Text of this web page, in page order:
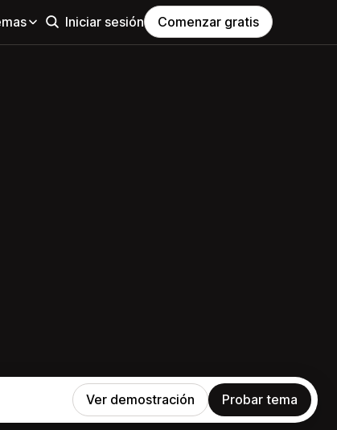
Iniciar sesión Comenzar gratis
Ver demostración Probar tema